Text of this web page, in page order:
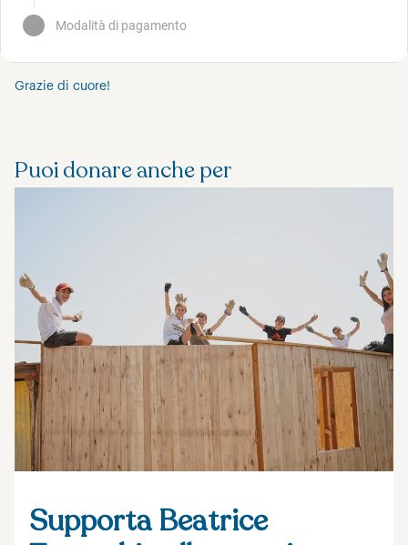
Grazie di cuore!
Puoi donare anche per
Supporta Beatrice